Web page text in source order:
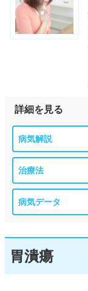
詳細を見る
病気解説
治療法
病気データ
胃潰瘍